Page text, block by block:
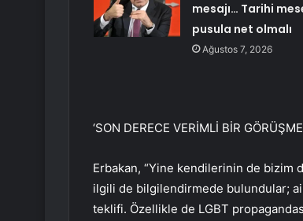
mesajı… Tarihi
pusula net olmalı
Ağustos 7, 2026
‘SON DERECE VERİMLİ BİR
Erbakan, “Yine kendilerinin de
ilgili de bilgilendirmede bulundular;
teklifi. Özellikle de LGBT